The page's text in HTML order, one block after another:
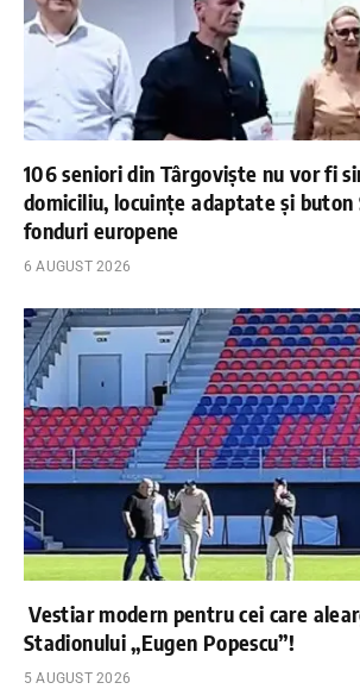
106 seniori din Târgoviște nu vor fi
domiciliu, locuințe adaptate și buton
fonduri europene
6 AUGUST 2026
Vestiar modern pentru cei care
Stadionului „Eugen Popescu”!
5 AUGUST 2026